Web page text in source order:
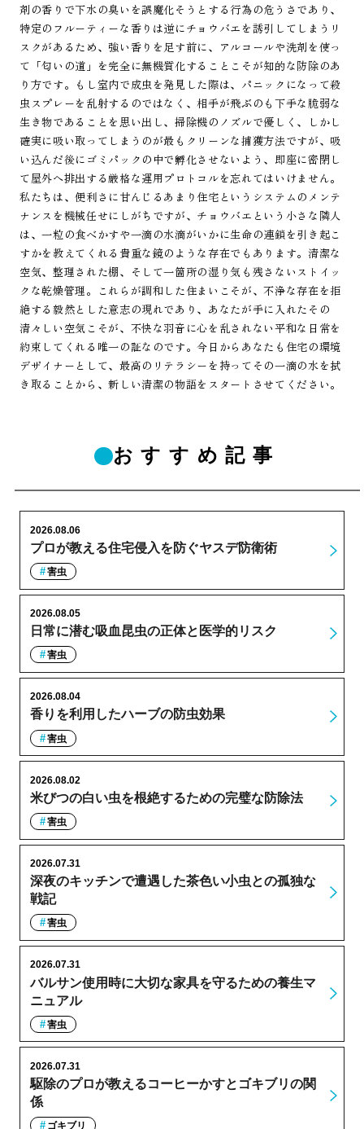
剤の香りで下水の臭いを誤魔化そうとする行為の危うさであり、
特定のフルーティーな香りは逆にチョウバエを誘引してしまうリ
スクがあるため、強い香りを足す前に、アルコールや洗剤を使っ
て「匂いの道」を完全に無機質化することこそが知的な防除のあ
り方です。もし室内で成虫を発見した際は、パニックになって殺
虫スプレーを乱射するのではなく、相手が飛ぶのも下手な脆弱な
生き物であることを思い出し、掃除機のノズルで優しく、しかし
確実に吸い取ってしまうのが最もクリーンな捕獲方法ですが、吸
い込んだ後にゴミパックの中で孵化させないよう、即座に密閉し
て屋外へ排出する厳格な運用プロトコルを忘れてはいけません。
私たちは、便利さに甘んじるあまり住宅というシステムのメンテ
ナンスを機械任せにしがちですが、チョウバエという小さな隣人
は、一粒の食べかすや一滴の水滴がいかに生命の連鎖を引き起こ
すかを教えてくれる貴重な鏡のような存在でもあります。清潔な
空気、整理された棚、そして一箇所の湿り気も残さないストイッ
クな乾燥管理。これらが調和した住まいこそが、不浄な存在を拒
絶する毅然とした意志の現れであり、あなたが手に入れたその
清々しい空気こそが、不快な羽音に心を乱されない平和な日常を
約束してくれる唯一の証なのです。今日からあなたも住宅の環境
デザイナーとして、最高のリテラシーを持ってその一滴の水を拭
き取ることから、新しい清潔の物語をスタートさせてください。
おすすめ記事
プロが教える住宅侵入を防ぐヤスデ防衛術
2026.08.06
害虫
日常に潜む吸血昆虫の正体と医学的リスク
2026.08.05
害虫
香りを利用したハーブの防虫効果
2026.08.04
害虫
米びつの白い虫を根絶するための完璧な防除法
2026.08.02
害虫
深夜のキッチンで遭遇した茶色い小虫との孤独な
戦記
2026.07.31
害虫
バルサン使用時に大切な家具を守るための養生マ
ニュアル
2026.07.31
害虫
駆除のプロが教えるコーヒーかすとゴキブリの関
係
2026.07.31
ゴキブリ